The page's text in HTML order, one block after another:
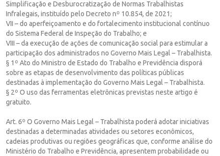
Simplificação e Desburocratização de Normas Trabalhistas
Infralegais, instituído pelo Decreto nº 10.854, de 2021;
VII – do aperfeiçoamento e do fortalecimento institucional contínuo
do Sistema Federal de Inspeção do Trabalho; e
VIII – da execução de ações de comunicação social para estimular a
participação dos administrados no Governo Mais Legal – Trabalhista.
§ 1º Ato do Ministro de Estado do Trabalho e Previdência disporá
sobre as etapas de desenvolvimento das políticas públicas
destinadas à implementação do Governo Mais Legal – Trabalhista.
§ 2º O uso das ferramentas eletrônicas previstas neste artigo é
gratuito.
Art. 6º O Governo Mais Legal – Trabalhista poderá adotar iniciativas
destinadas a determinadas atividades ou setores econômicos,
cadeias produtivas ou regiões geográficas que, conforme análise do
Ministério do Trabalho e Previdência, apresentem probabilidade ou